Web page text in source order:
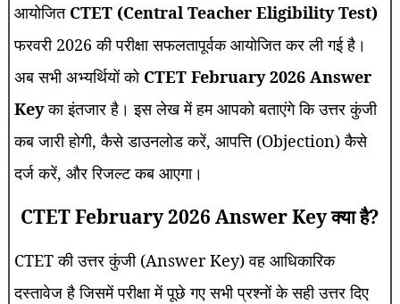
आयोजित CTET (Central Teacher Eligibility Test)
फरवरी 2026 की परीक्षा सफलतापूर्वक आयोजित कर ली गई है।
अब सभी अभ्यर्थियों को CTET February 2026 Answer
Keyका इंतजार है। इस लेख में हम आपको बताएंगे कि उत्तर कुंजी
कब जारी होगी, कैसे डाउनलोड करें, आपत्ति (Objection) कैसे
दर्ज करें, और रिजल्ट कब आएगा।
CTET February 2026 Answer Key क्या है?
CTET की उत्तर कुंजी (Answer Key) वह आधिकारिक
दस्तावेज है जिसमें परीक्षा में पूछे गए सभी प्रश्नों के सही उत्तर दिए